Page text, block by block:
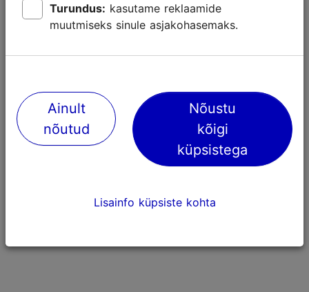
Katariina
Turundus:
muutmiseks sinule asjakohasemaks.
Ainult
nõutud
Nõustu
kõigi
küpsistega
Lisainfo küpsiste kohta